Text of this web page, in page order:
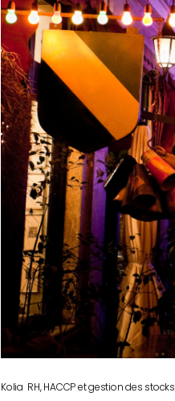
Kolia RH, HACCP et gestion des stocks